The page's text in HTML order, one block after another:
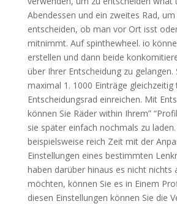
Abendessen und ein zweites Rad,
entscheiden, ob man vor Ort isst
mitnimmt. Auf spinthewheel. io
erstellen und dann beide
über Ihrer Entscheidung zu gelangen.
maximal 1. 1000 Einträge
Entscheidungsrad einreichen. Mit
können Sie Räder within Ihrem”
sie später einfach nochmals zu laden.
beispielsweise reich Zeit mit der
Einstellungen eines bestimmten
haben darüber hinaus es nicht nichts
möchten, können Sie es in Einem
diesen Einstellungen können Sie die